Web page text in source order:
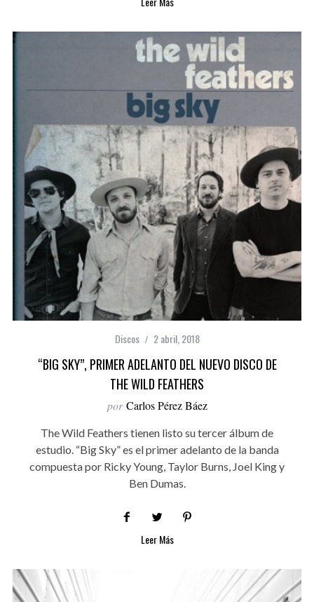
Discos 2 abril, 2018
“BIG SKY”, PRIMER ADELANTO DEL NUEVO DISCO DE
THE WILD FEATHERS
por Carlos Pérez Báez
The Wild Feathers tienen listo su tercer álbum de
estudio. “Big Sky” es el primer adelanto de la banda
compuesta por Ricky Young, Taylor Burns, Joel King y
Ben Dumas.
Leer Más